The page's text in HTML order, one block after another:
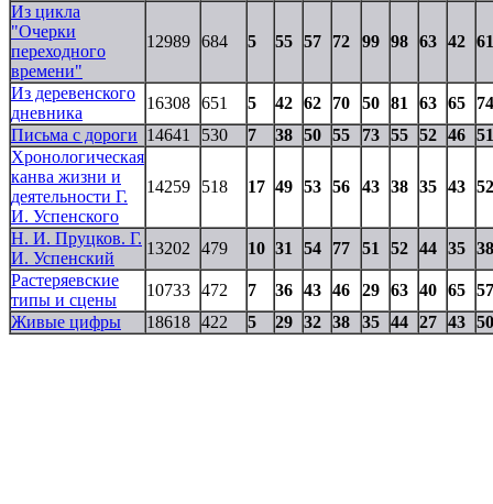
Из цикла
"Очерки
переходного
времени"
12989 684 5 55 57 72 99 98 63 42 61
Из деревенского
дневника
16308 651 5 42 62 70 50 81 63 65
74
Письма с дороги 14641 530 7 38 50 55 73 55 52 46 51
Хронологическая
канва жизни и
деятельности Г.
И. Успенского
14259 518 17 49 53 56 43 38 35 43 52
Н. И. Пруцков. Г.
И. Успенский
13202 479 10 31 54 77 51 52 44 35 38
Растеряевские
типы и сцены
10733 472 7 36 43 46 29 63 40 65 57
Живые цифры
18618 422 5 29 32 38 35 44 27 43 50